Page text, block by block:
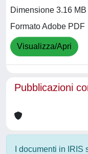
Dimensione 3.16 MB
Formato Adobe PDF
Visualizza/Apri
Pubblicazioni
I documenti in